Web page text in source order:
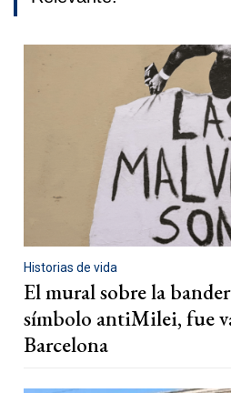
Historias de vida
El mural sobre la
símbolo antiMilei, fue
Barcelona